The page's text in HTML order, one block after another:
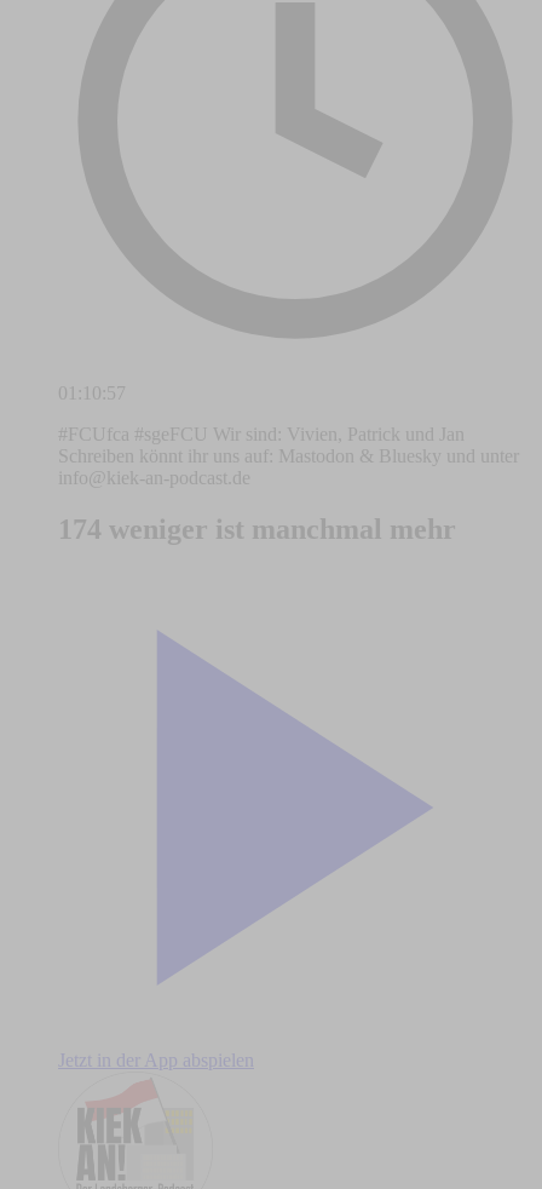
01:10:57
#FCUfca #sgeFCU Wir sind: Vivien, Patrick und Jan
Schreiben könnt ihr uns auf: Mastodon & Bluesky und unter
info@kiek-an-podcast.de
174 weniger ist manchmal mehr
Jetzt in der App abspielen